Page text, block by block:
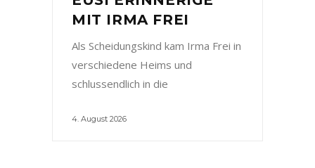
MIT IRMA FREI
Als Scheidungskind kam Irma Frei in
verschiedene Heims und
schlussendlich in die
4. August 2026